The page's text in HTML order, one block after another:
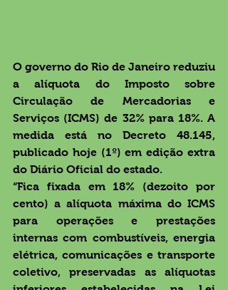
O governo do Rio de Janeiro reduziu
a alíquota do Imposto sobre
Circulação de Mercadorias e
Serviços (ICMS) de 32% para 18%. A
medida está no Decreto 48.145,
publicado hoje (1º) em edição extra
do Diário Oficial do estado.
“Fica fixada em 18% (dezoito por
cento) a alíquota máxima do ICMS
para operações e prestações
internas com combustíveis, energia
elétrica, comunicações e transporte
coletivo, preservadas as alíquotas